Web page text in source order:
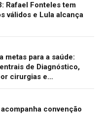
Rafael Fonteles tem
válidos e Lula alcança
metas para a saúde:
de Diagnóstico,
cirurgias e
do Centro de Autismo
convenção